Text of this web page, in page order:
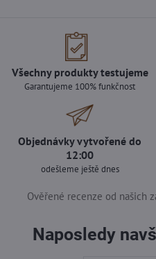
Všechny produkty testujeme
Garantujeme 100% funkčnost
Objednávky vytvořené do
12:00
odešleme ještě dnes
Ověřené recenze od našich
Naposledy